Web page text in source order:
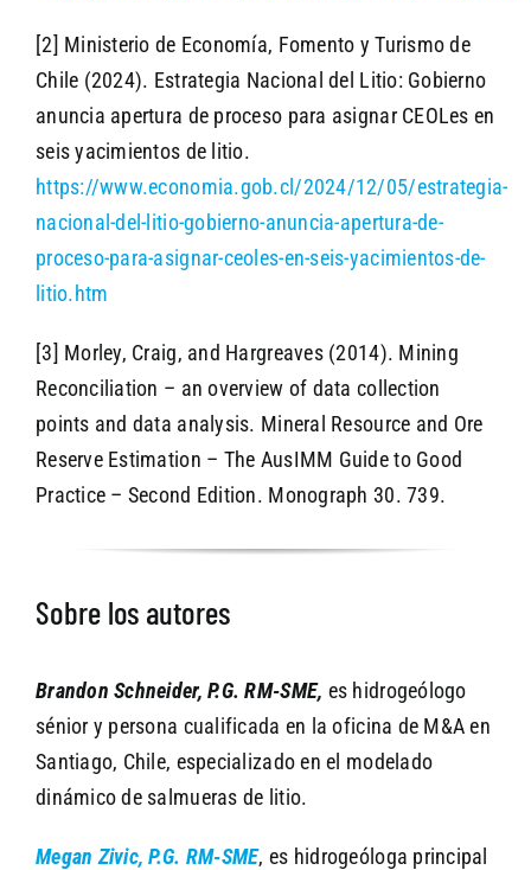
[2] Ministerio de Economía, Fomento y Turismo de
Chile (2024). Estrategia Nacional del Litio: Gobierno
anuncia apertura de proceso para asignar CEOLes en
seis yacimientos de litio.
https://www.economia.gob.cl/2024/12/05/estrategia-
nacional-del-litio-gobierno-anuncia-apertura-de-
proceso-para-asignar-ceoles-en-seis-yacimientos-de-
litio.htm
[3] Morley, Craig, and Hargreaves (2014). Mining
Reconciliation – an overview of data collection
points and data analysis. Mineral Resource and Ore
Reserve Estimation – The AusIMM Guide to Good
Practice – Second Edition. Monograph 30. 739.
Sobre los autores
Brandon Schneider, P.G. RM-SME, es hidrogeólogo
sénior y persona cualificada en la oficina de M&A en
Santiago, Chile, especializado en el modelado
dinámico de salmueras de litio.
Megan Zivic, P.G. RM-SME, es hidrogeóloga principal